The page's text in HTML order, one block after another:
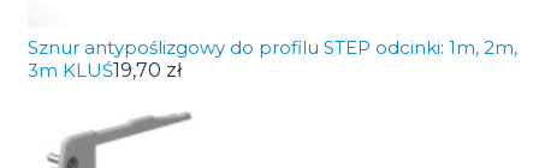
Sznur antypoślizgowy do profilu STEP odcinki: 1m, 2m,
3m KLUŚ19,70 zł